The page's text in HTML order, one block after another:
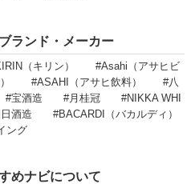
ランド・メーカー
（キリン）
#Asahi（アサヒビ
#ASAHI（アサヒ飲料）
#八
#宝酒造 #月桂冠
#NIKKA WHI
酒造
#BACARDI（バカルディ）
ング
めナビについて